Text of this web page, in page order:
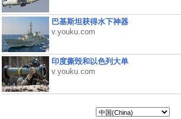
巴基斯坦获得水下神器
v.youku.com
印度撕毁和以色列大单
v.youku.com